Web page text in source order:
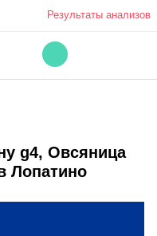
Результаты анализов
g4, Овсяница
Лопатино